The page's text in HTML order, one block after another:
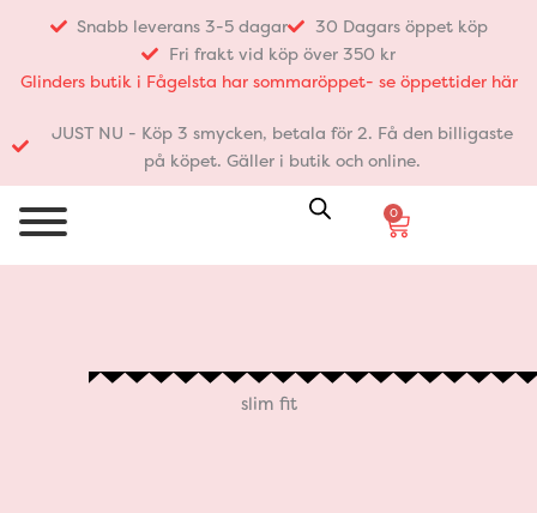
innehåll
Snabb leverans 3-5 dagar
30 Dagars öppet köp
Fri frakt vid köp över 350 kr
Glinders butik i Fågelsta har sommaröppet- se öppettider här
JUST NU - Köp 3 smycken, betala för 2. Få den billigaste
på köpet. Gäller i butik och online.
0
Varukorg
slim fit